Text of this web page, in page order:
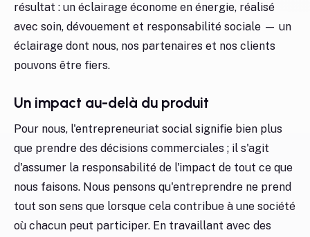
résultat : un éclairage économe en énergie, réalisé
avec soin, dévouement et responsabilité sociale — un
éclairage dont nous, nos partenaires et nos clients
pouvons être fiers.
Un impact au-delà du produit
Pour nous, l'entrepreneuriat social signifie bien plus
que prendre des décisions commerciales ; il s'agit
d'assumer la responsabilité de l'impact de tout ce que
nous faisons. Nous pensons qu'entreprendre ne prend
tout son sens que lorsque cela contribue à une société
où chacun peut participer. En travaillant avec des